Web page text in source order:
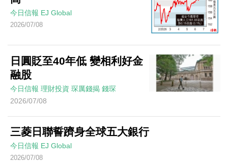
今日信報 EJ Global
2026/07/08
日圓貶至40年低 變相利好金
融股
今日信報 理財投資 琛厲錢揭 錢琛
2026/07/08
三菱日聯誓躋身全球五大銀行
今日信報 EJ Global
2026/07/08